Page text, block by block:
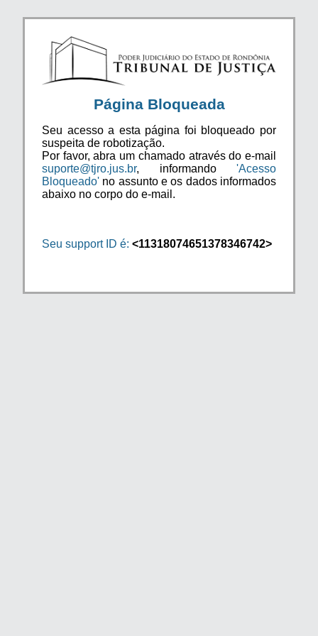
Página Bloqueada
Seu acesso a esta página foi bloqueado por
suspeita de robotização.
Por favor, abra um chamado através do e-mail
suporte@tjro.jus.br, informando 'Acesso
Bloqueado' no assunto e os dados informados
abaixo no corpo do e-mail.
Seu support ID é: <11318074651378346742>